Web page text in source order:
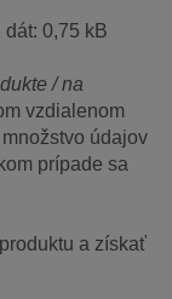
0,75 kB
/ na
vzdialenom
údajov
prípade sa
a získať